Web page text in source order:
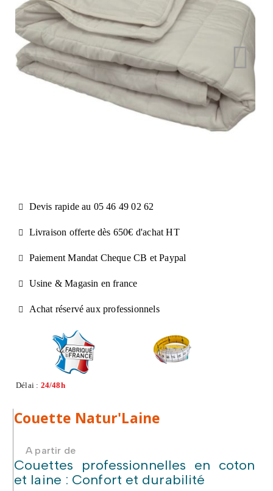
Devis rapide au 05 46 49 02 62
Livraison offerte dès 650€ d'achat​ HT
Paiement Mandat Cheque CB et Paypal​
Usine & Magasin en france
Achat réservé aux professionnels
Délai : 24/48h
Couette Natur'Laine
A partir de
Couettes professionnelles en coton
et laine : Confort et durabilité